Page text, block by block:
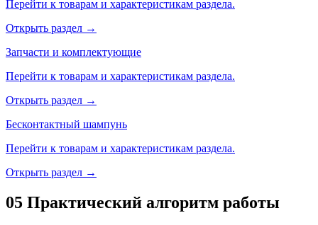
Перейти к товарам и характеристикам раздела.
Открыть раздел →
Запчасти и комплектующие
Перейти к товарам и характеристикам раздела.
Открыть раздел →
Бесконтактный шампунь
Перейти к товарам и характеристикам раздела.
Открыть раздел →
05 Практический алгоритм работы